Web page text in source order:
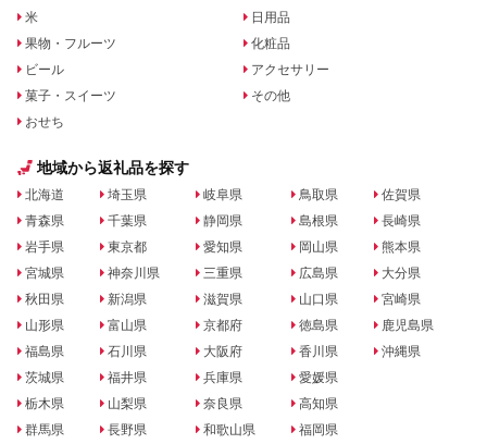
米
果物・フルーツ
ビール
菓子・スイーツ
おせち
日用品
化粧品
アクセサリー
その他
地域から返礼品を探す
北海道
青森県
岩手県
宮城県
秋田県
山形県
福島県
茨城県
栃木県
群馬県
埼玉県
千葉県
東京都
神奈川県
新潟県
富山県
石川県
福井県
山梨県
長野県
岐阜県
静岡県
愛知県
三重県
滋賀県
京都府
大阪府
兵庫県
奈良県
和歌山県
鳥取県
島根県
岡山県
広島県
山口県
徳島県
香川県
愛媛県
高知県
福岡県
佐賀県
長崎県
熊本県
大分県
宮崎県
鹿児島県
沖縄県